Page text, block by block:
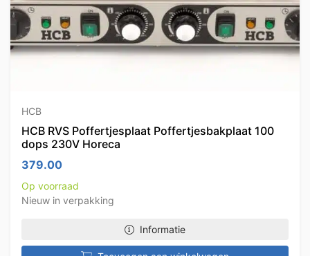
HCB
HCB RVS Poffertjesplaat Poffertjesbakplaat 100
dops 230V Horeca
379.00
Op voorraad
Nieuw in verpakking
Informatie